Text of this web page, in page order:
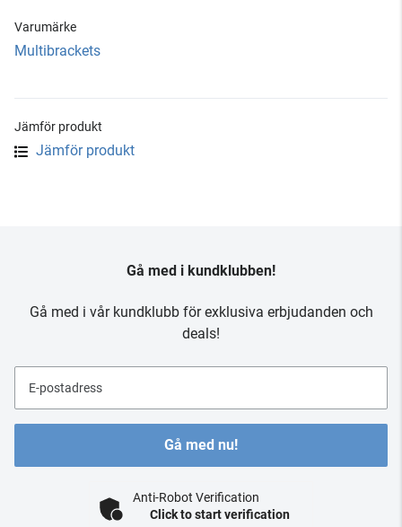
Varumärke
Multibrackets
Jämför produkt
Jämför produkt
Gå med i kundklubben!
Gå med i vår kundklubb för exklusiva erbjudanden och
deals!
E-postadress
Gå med nu!
Anti-Robot Verification
Click to start verification